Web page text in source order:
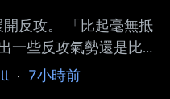
Outman 替換上場守備
水手 結束四連勝 系列
擊近況 對比先前連續
反攻。 「比起毫無抵
一些反攻氣勢還是比較
列 賽，而且明天也有
· 7小時前